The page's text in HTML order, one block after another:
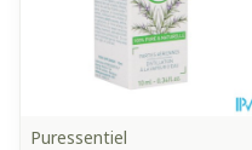
Puressentiel